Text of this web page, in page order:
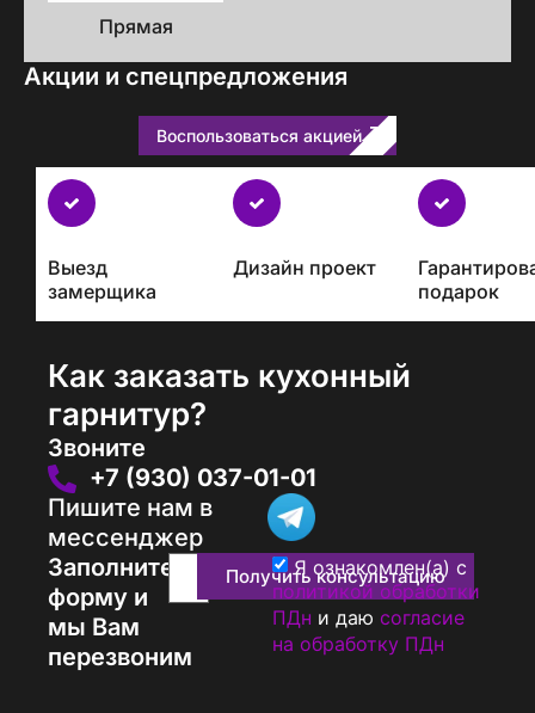
Прямая
Акции и спецпредложения
Воспользоваться акцией
Бесплатно
с
проектом
Выезд
замерщика
Дизайн проект
подарок
Как заказать кухонный
гарнитур?
Звоните
+7 (930) 037-01-01
Пишите нам в
мессенджер
Заполните
форму и
мы Вам
перезвоним
Получить консультацию
Я ознакомлен(а) с
политикой обработки
ПДн и даю согласие
на обработку ПДн